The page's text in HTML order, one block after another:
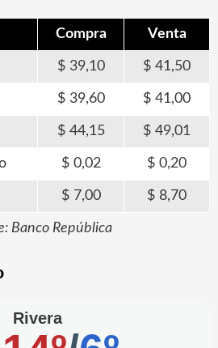
Compra Venta
39,10 41,50
39,60 41,00
44,15 49,01
0,02 0,20
7,00 8,70
Banco República
Rivera